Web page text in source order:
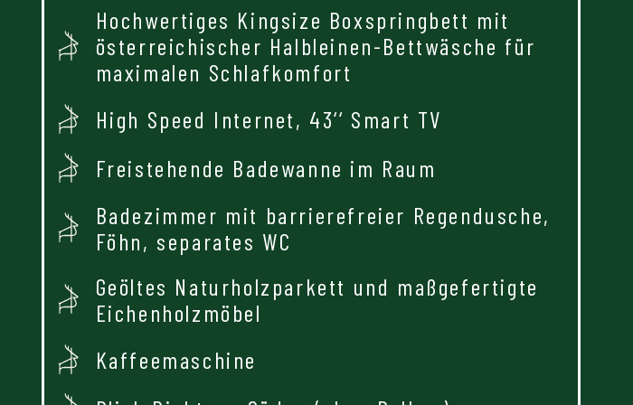
Hochwertiges Kingsize Boxspringbett mit
österreichischer Halbleinen-Bettwäsche für
maximalen Schlafkomfort
High Speed Internet, 43‘‘ Smart TV
Freistehende Badewanne im Raum
Badezimmer mit barrierefreier Regendusche,
Föhn, separates WC
Geöltes Naturholzparkett und maßgefertigte
Eichenholzmöbel
Kaffeemaschine